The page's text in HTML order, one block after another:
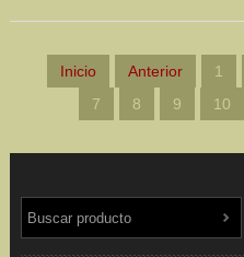
Inicio Anterior 1
7
8 9 10